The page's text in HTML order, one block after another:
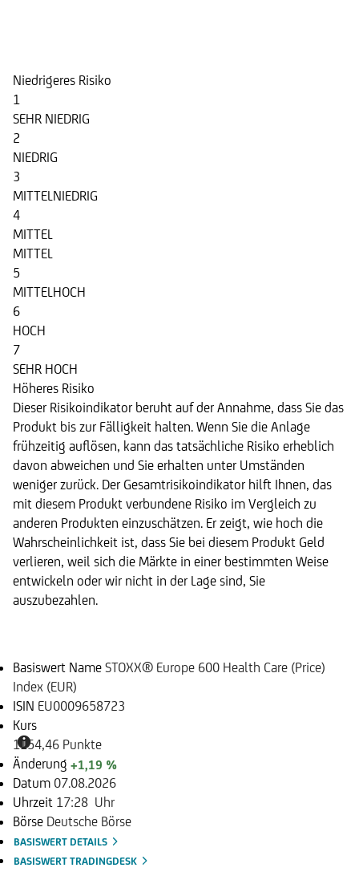
Niedrigeres Risiko
1
SEHR NIEDRIG
2
NIEDRIG
3
MITTELNIEDRIG
4
MITTEL
MITTEL
5
MITTELHOCH
6
HOCH
7
SEHR HOCH
Höheres Risiko
Dieser Risikoindikator beruht auf der Annahme, dass Sie das
Produkt bis zur Fälligkeit halten. Wenn Sie die Anlage
frühzeitig auflösen, kann das tatsächliche Risiko erheblich
davon abweichen und Sie erhalten unter Umständen
weniger zurück. Der Gesamtrisikoindikator hilft Ihnen, das
mit diesem Produkt verbundene Risiko im Vergleich zu
anderen Produkten einzuschätzen. Er zeigt, wie hoch die
Wahrscheinlichkeit ist, dass Sie bei diesem Produkt Geld
verlieren, weil sich die Märkte in einer bestimmten Weise
entwickeln oder wir nicht in der Lage sind, Sie
auszubezahlen.
Basiswert Name STOXX® Europe 600 Health Care (Price)
Index (EUR)
ISIN EU0009658723
Kurs
1154,46 Punkte
Änderung +1,19 %
Datum 07.08.2026
Uhrzeit 17:28 Uhr
Börse Deutsche Börse
BASISWERT DETAILS
BASISWERT TRADINGDESK